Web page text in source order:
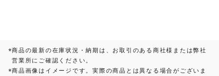
*商品の最新の在庫状況・納期は、お取引のある商社様または弊社
営業所にご確認ください。
*商品画像はイメージです。実際の商品とは異なる場合がございま